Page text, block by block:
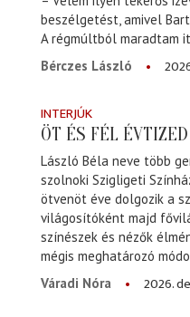
beszélgetést, amivel
A régmúltból maradtam
Bérczes László
INTERJÚK
ÖT ÉS FÉL
László Béla neve több
szolnoki Szigligeti
ötvenöt éve dolgozik a
világosítóként majd
színészek és nézők
mégis meghatározó
Váradi Nóra
2026.